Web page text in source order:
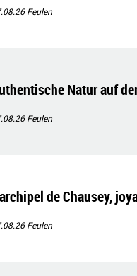
Feulen
Natur auf
Feulen
de Chausey,
Feulen